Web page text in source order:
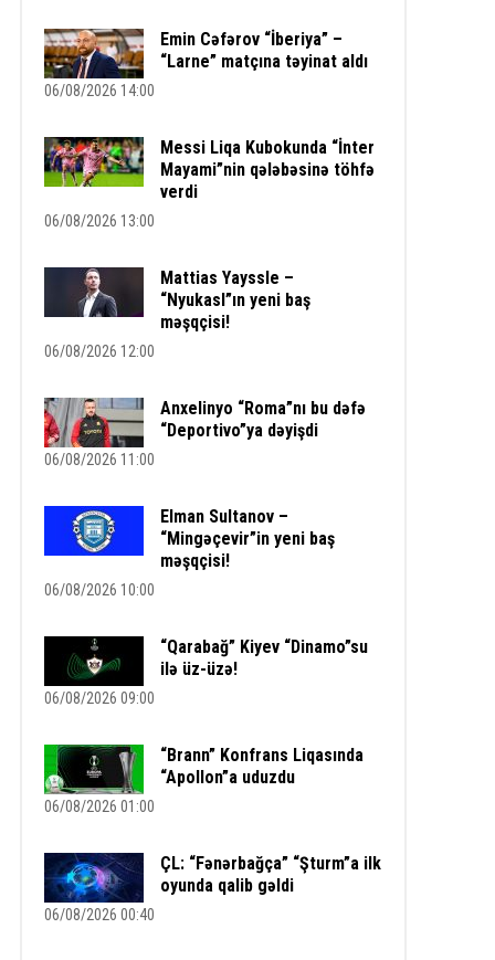
Emin Cəfərov “İberiya” –
“Larne” matçına təyinat aldı
06/08/2026 14:00
Messi Liqa Kubokunda “İnter
Mayami”nin qələbəsinə töhfə
verdi
06/08/2026 13:00
Mattias Yayssle –
“Nyukasl”ın yeni baş
məşqçisi!
06/08/2026 12:00
Anxelinyo “Roma”nı bu dəfə
“Deportivo”ya dəyişdi
06/08/2026 11:00
Elman Sultanov –
“Mingəçevir”in yeni baş
məşqçisi!
06/08/2026 10:00
“Qarabağ” Kiyev “Dinamo”su
ilə üz-üzə!
06/08/2026 09:00
“Brann” Konfrans Liqasında
“Apollon”a uduzdu
06/08/2026 01:00
ÇL: “Fənərbağça” “Şturm”a ilk
oyunda qalib gəldi
06/08/2026 00:40